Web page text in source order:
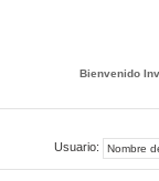
Bienvenido
Usuario: